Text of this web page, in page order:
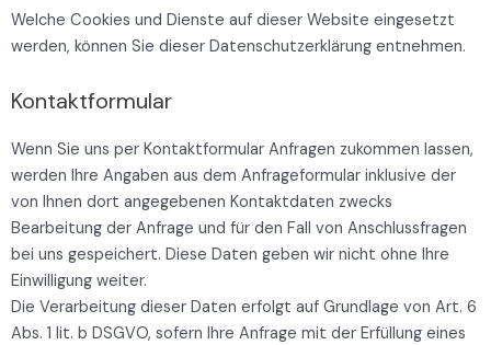
Welche Cookies und Dienste auf dieser Website eingesetzt
werden, können Sie dieser Datenschutzerklärung entnehmen.
Kontaktformular
Wenn Sie uns per Kontaktformular Anfragen zukommen lassen,
werden Ihre Angaben aus dem Anfrageformular inklusive der
von Ihnen dort angegebenen Kontaktdaten zwecks
Bearbeitung der Anfrage und für den Fall von Anschlussfragen
bei uns gespeichert. Diese Daten geben wir nicht ohne Ihre
Einwilligung weiter.
Die Verarbeitung dieser Daten erfolgt auf Grundlage von Art. 6
Abs. 1 lit. b DSGVO, sofern Ihre Anfrage mit der Erfüllung eines